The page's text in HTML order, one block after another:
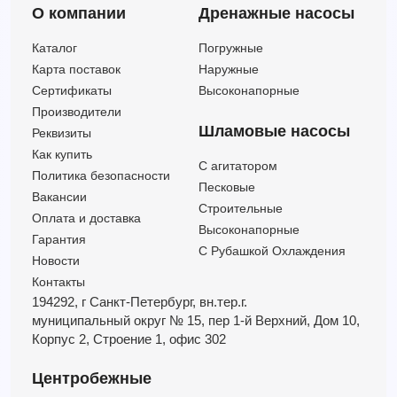
EVMSG5 5F5 Q1BEG E/1,1 ETM (Артикул 26450100055)
EVMSG5 5F5 Q1BVG V (Артикул 3435011005)
EVMSG5 5F5 Q1BVG V/1,1M (Артикул 26450110050)
EVMSG5 5F6 HQ1BEG E (Артикул 3436014005)
EVMSG5 5F6 HQ1BEG E/2,2 ETM (Артикул 26460140055)
EVMSG5 5F6 HQ1BVG V (Артикул 3436015005)
О компании
Каталог
Карта поставок
Сертификаты
Производители
Реквизиты
Как купить
Политика безопасности
Вакансии
Оплата и доставка
Гарантия
Новости
Контакты
Дренажные насосы
Погружные
Наружные
Высоконапорные
Шламовые насосы
C агитатором
Песковые
Строительные
Высоконапорные
С Рубашкой Охлаждения
194292, г Санкт-Петербург, вн.тер.г.
муниципальный округ № 15, пер 1-й Верхний, Дом 10,
Корпус 2, Строение 1, офис 302
Центробежные